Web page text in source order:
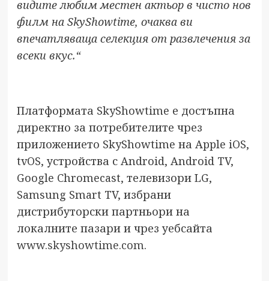
видите любим местен актьор в чисто нов
филм на SkyShowtime, очаква ви
впечатляваща селекция от развлечения за
всеки вкус.“
Платформата SkyShowtime е достъпна
директно за потребителите чрез
приложението SkyShowtime на Apple iOS,
tvOS, устройства с Android, Android TV,
Google Chromecast, телевизори LG,
Samsung Smart TV, избрани
дистрибуторски партньори на
локалните пазари и чрез уебсайта
www.skyshowtime.com.